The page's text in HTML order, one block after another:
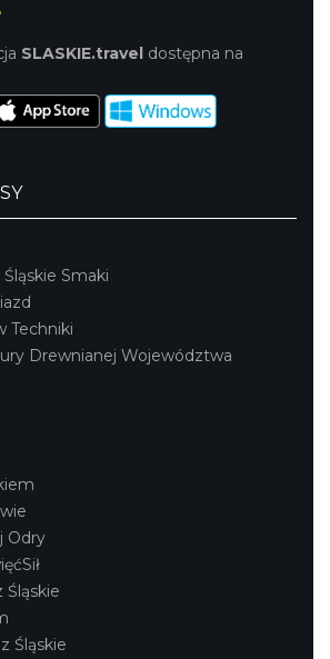
SLASKIE.travel dostępna na
Smaki
Techniki
Drewnianej Województwa
Odry
Śląskie
Śląskie